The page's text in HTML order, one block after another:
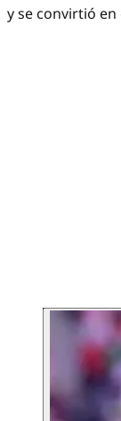
y se convirtió